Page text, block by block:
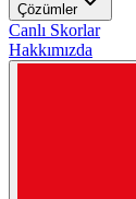
Çözümler
Canlı Skorlar
Hakkımızda